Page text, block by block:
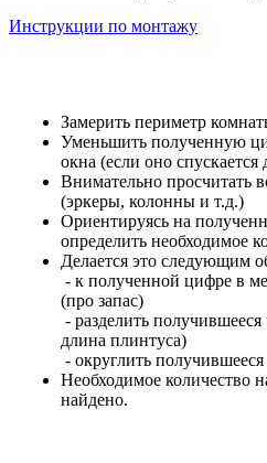
Инструкции по монтажу
Замерить периметр
Уменьшить полученную
окна (если оно спускается
Внимательно просчитать
(эркеры, колонны и т.д.)
Ориентируясь на
определить необходимое
Делается это следующим
- к полученной цифре в
(про запас)
- разделить
длина плинтуса)
- округлить
Необходимое количество
найдено.